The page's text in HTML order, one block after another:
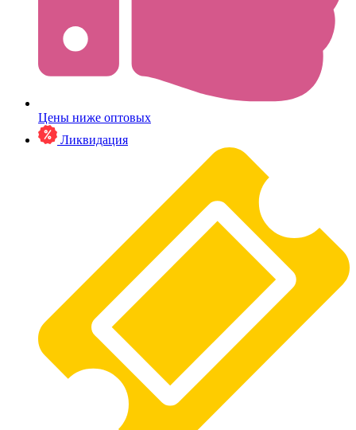
Цены ниже оптовых
Ликвидация